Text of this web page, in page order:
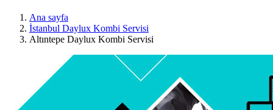
Ana sayfa
İstanbul Daylux Kombi Servisi
Altıntepe Daylux Kombi Servisi